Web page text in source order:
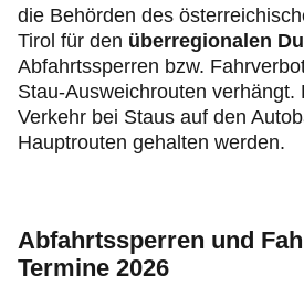
die Behörden des
Tirol für den überregionalen
Abfahrtssperren bzw.
Stau-Ausweichrouten verhängt.
Verkehr bei Staus auf den
Hauptrouten gehalten werden.
Abfahrtssperren und
Termine 2026